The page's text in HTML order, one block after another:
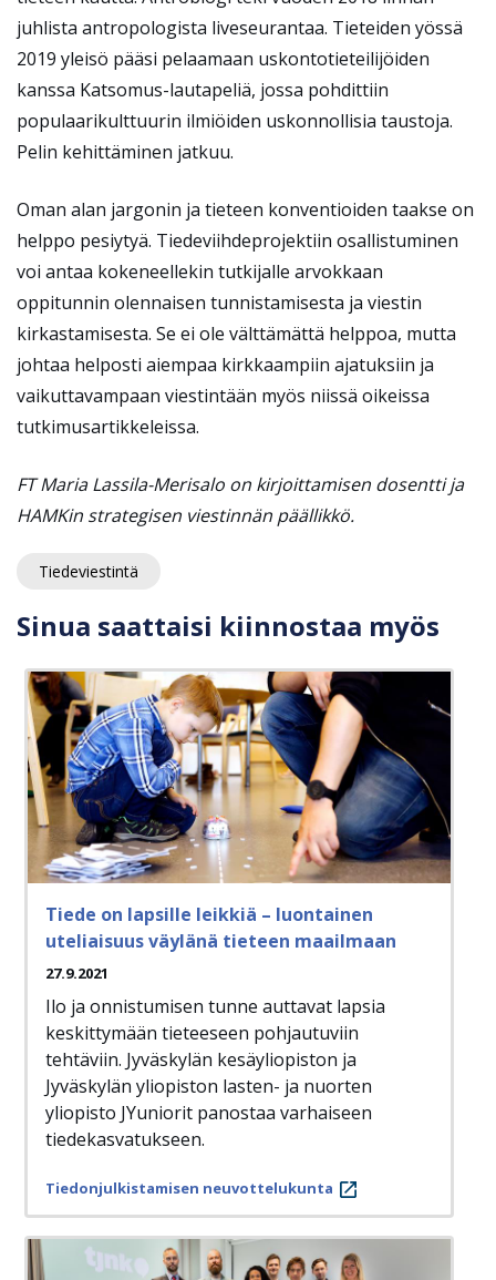
juhlista antropologista liveseurantaa. Tieteiden yössä
2019 yleisö pääsi pelaamaan uskontotieteilijöiden
kanssa Katsomus-lautapeliä, jossa pohdittiin
populaarikulttuurin ilmiöiden uskonnollisia taustoja.
Pelin kehittäminen jatkuu.
Oman alan jargonin ja tieteen konventioiden taakse on
helppo pesiytyä. Tiedeviihdeprojektiin osallistuminen
voi antaa kokeneellekin tutkijalle arvokkaan
oppitunnin olennaisen tunnistamisesta ja viestin
kirkastamisesta. Se ei ole välttämättä helppoa, mutta
johtaa helposti aiempaa kirkkaampiin ajatuksiin ja
vaikuttavampaan viestintään myös niissä oikeissa
tutkimusartikkeleissa.
FT Maria Lassila-Merisalo on kirjoittamisen dosentti ja
HAMKin strategisen viestinnän päällikkö.
Tiedeviestintä
Sinua saattaisi kiinnostaa myös
Tiede on lapsille leikkiä – luontainen
uteliaisuus väylänä tieteen maailmaan
27.9.2021
Ilo ja onnistumisen tunne auttavat lapsia
keskittymään tieteeseen pohjautuviin
tehtäviin. Jyväskylän kesäyliopiston ja
Jyväskylän yliopiston lasten- ja nuorten
yliopisto JYuniorit panostaa varhaiseen
tiedekasvatukseen.
Tiedonjulkistamisen neuvottelukunta